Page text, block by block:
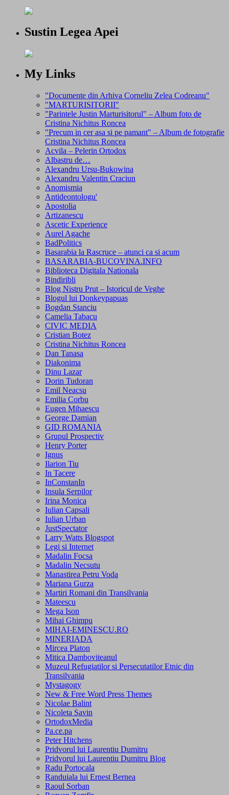
Sustin Legea Apei
My Links
"Documente din Arhiva Corneliu Zelea Codreanu"
"MARTURISITORII"
"Parintele Justin Marturisitorul" – Album foto de
Cristina Nichitus Roncea
"Precum in cer asa si pe pamant" – Album de fotografie
Cristina Nichitus Roncea
Acvila – Pelerin Ortodox
Albastru de…
Alexandru Ursu-Bukowina
Alexandru Valentin Craciun
Anomismia
Antideontologu'
Apostolia
Artizanescu
Ascetic Experience
Aurel Agache
BadPolitics
Basarabia la Rascruce – atunci ca si acum
BASARABIA-BUCOVINA.INFO
Biblioteca Digitala Nationala
Bindiribli
Blog Nistru Prut – Istoricul de Veghe
Blogul lui Donkeypapuas
Bogdan Stanciu
Camelia Tabacu
CIVIC MEDIA
Cristian Botez
Cristina Nichitus Roncea
Dan Tanasa
Diakonima
Dinu Lazar
Dorin Tudoran
Emil Neacsu
Emilia Corbu
Eugen Mihaescu
George Damian
GID ROMANIA
Grupul Prospectiv
Henry Porter
Ignus
Ilarion Tiu
In Tacere
InConstanIn
Insula Serpilor
Irina Monica
Iulian Capsali
Iulian Urban
JustSpectator
Larry Watts Blogspot
Legi si Internet
Madalin Focsa
Madalin Necsutu
Manastirea Petru Voda
Mariana Gurza
Martiri Romani din Transilvania
Mateescu
Mega Ison
Mihai Ghimpu
MIHAI-EMINESCU.RO
MINERIADA
Mircea Platon
Mitica Damboviteanul
Muzeul Refugiatilor si Persecutatilor Etnic din
Transilvania
Mystagogy
New & Free Word Press Themes
Nicolae Balint
Nicoleta Savin
OrtodoxMedia
Pa.ce.pa
Peter Hitchens
Pridvorul lui Laurentiu Dumitru
Pridvorul lui Laurentiu Dumitru Blog
Radu Portocala
Randuiala lui Ernest Bernea
Raoul Sorban